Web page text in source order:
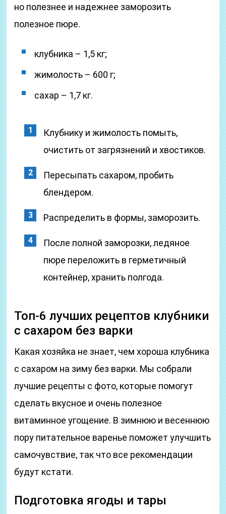
но полезнее и надежнее заморозить
полезное пюре.
клубника – 1,5 кг;
жимолость – 600 г;
сахар – 1,7 кг.
Клубнику и жимолость помыть,
очистить от загрязнений и хвостиков.
Пересыпать сахаром, пробить
блендером.
Распределить в формы, заморозить.
После полной заморозки, ледяное
пюре переложить в герметичный
контейнер, хранить полгода.
Топ-6 лучших рецептов клубники
с сахаром без варки
Какая хозяйка не знает, чем хороша клубника
с сахаром на зиму без варки. Мы собрали
лучшие рецепты с фото, которые помогут
сделать вкусное и очень полезное
витаминное угощение. В зимнюю и весеннюю
пору питательное варенье поможет улучшить
самочувствие, так что все рекомендации
будут кстати.
Подготовка ягоды и тары